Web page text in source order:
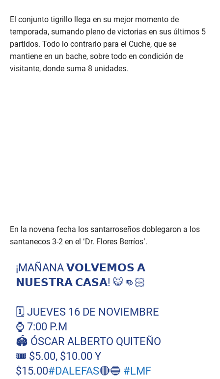
El conjunto tigrillo llega en su mejor momento de
temporada, sumando pleno de victorias en sus últimos 5
partidos. Todo lo contrario para el Cuche, que se
mantiene en un bache, sobre todo en condición de
visitante, donde suma 8 unidades.
En la novena fecha los santarroseños doblegaron a los
santanecos 3-2 en el ‘Dr. Flores Berríos’.
¡MAÑANA 𝗩𝗢𝗟𝗩𝗘𝗠𝗢𝗦 𝗔
𝗡𝗨𝗘𝗦𝗧𝗥𝗔 𝗖𝗔𝗦𝗔! 🐯👊🏻
🗓️ JUEVES 16 DE NOVIEMBRE
⌚ 7:00 P.M
🏟️ ÓSCAR ALBERTO QUITEÑO
🎟️ $5.00, $10.00 Y
$15.00#DALEFAS🔴🔵 #LMF